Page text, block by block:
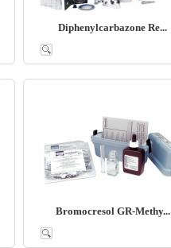
Diphenylcarbazone Re...
Bromocresol GR-Methy...